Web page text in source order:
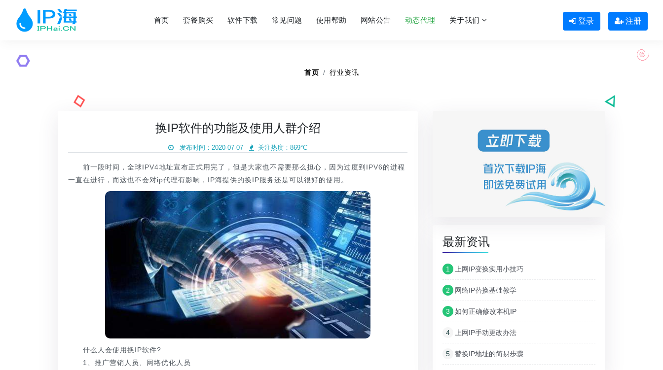
首页 套餐购买 软件下载 常见问题 使用帮助 网站公告 动态代理 关于我们 登录 注册
首页 行业资讯
换IP软件的功能及使用人群介绍
发布时间：2020-07-07 关注热度： 869°C
前一段时间，全球IPV4地址宣布正式用完了，但是大家也不需要那么担心，因为过度到IPV6的进程
一直在进行，而这也不会对ip代理有影响，IP海提供的换IP服务还是可以很好的使用。
什么人会使用换IP软件?
1、推广营销人员、网络优化人员
最新资讯
1 上网IP变换实用小技巧
2 网络IP替换基础教学
3 如何正确修改本机IP
4 上网IP手动更改办法
5 替换IP地址的简易步骤